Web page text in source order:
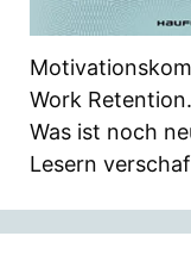
Work
Was ist noch
Lesern